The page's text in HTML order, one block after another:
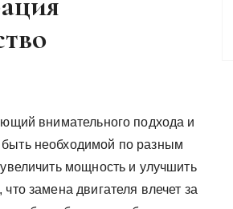
внимательного подхода и
необходимой по разным
мощность и улучшить
замена двигателя влечет за